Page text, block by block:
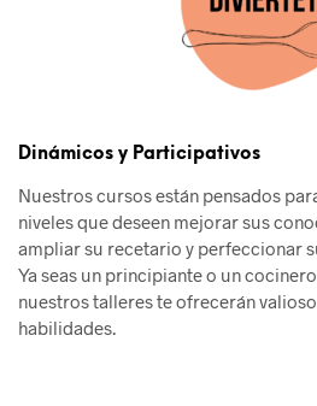
Dinámicos y Participativos
Nuestros cursos están pensados
niveles que deseen mejorar sus
ampliar su recetario y perfeccionar
Ya seas un principiante o un
nuestros talleres te ofrecerán
habilidades.